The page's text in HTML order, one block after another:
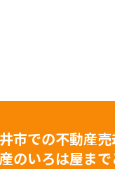
市での不動産売
のいろは屋まで